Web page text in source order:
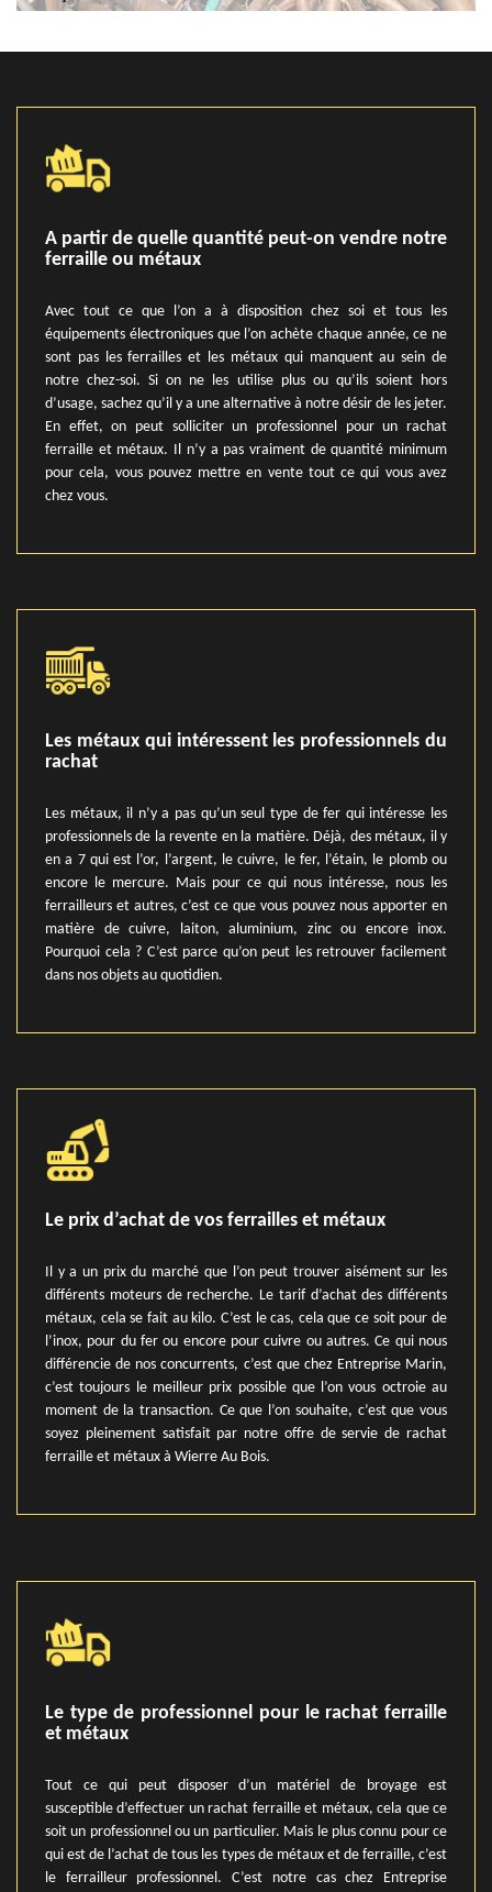
A partir de quelle quantité peut-on vendre notre
ferraille ou métaux
Avec tout ce que l’on a à disposition chez soi et tous les
équipements électroniques que l’on achète chaque année, ce ne
sont pas les ferrailles et les métaux qui manquent au sein de
notre chez-soi. Si on ne les utilise plus ou qu’ils soient hors
d’usage, sachez qu’il y a une alternative à notre désir de les jeter.
En effet, on peut solliciter un professionnel pour un rachat
ferraille et métaux. Il n’y a pas vraiment de quantité minimum
pour cela, vous pouvez mettre en vente tout ce qui vous avez
chez vous.
Les métaux qui intéressent les professionnels du
rachat
Les métaux, il n’y a pas qu’un seul type de fer qui intéresse les
professionnels de la revente en la matière. Déjà, des métaux, il y
en a 7 qui est l’or, l’argent, le cuivre, le fer, l’étain, le plomb ou
encore le mercure. Mais pour ce qui nous intéresse, nous les
ferrailleurs et autres, c’est ce que vous pouvez nous apporter en
matière de cuivre, laiton, aluminium, zinc ou encore inox.
Pourquoi cela ? C’est parce qu’on peut les retrouver facilement
dans nos objets au quotidien.
Le prix d’achat de vos ferrailles et métaux
Il y a un prix du marché que l’on peut trouver aisément sur les
différents moteurs de recherche. Le tarif d’achat des différents
métaux, cela se fait au kilo. C’est le cas, cela que ce soit pour de
l’inox, pour du fer ou encore pour cuivre ou autres. Ce qui nous
différencie de nos concurrents, c’est que chez Entreprise Marin,
c’est toujours le meilleur prix possible que l’on vous octroie au
moment de la transaction. Ce que l’on souhaite, c’est que vous
soyez pleinement satisfait par notre offre de servie de rachat
ferraille et métaux à Wierre Au Bois.
Le type de professionnel pour le rachat ferraille
et métaux
Tout ce qui peut disposer d’un matériel de broyage est
susceptible d’effectuer un rachat ferraille et métaux, cela que ce
soit un professionnel ou un particulier. Mais le plus connu pour ce
qui est de l’achat de tous les types de métaux et de ferraille, c’est
le ferrailleur professionnel. C’est notre cas chez Entreprise